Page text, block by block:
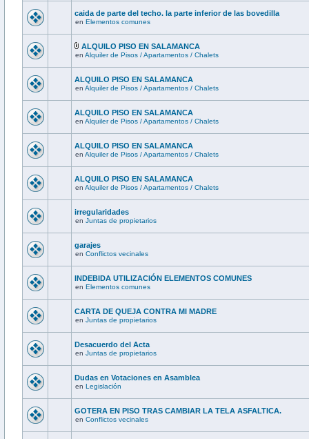
caida de parte del techo. la parte inferior de las bovedilla
en Elementos comunes
ALQUILO PISO EN SALAMANCA
en Alquiler de Pisos / Apartamentos / Chalets
ALQUILO PISO EN SALAMANCA
en Alquiler de Pisos / Apartamentos / Chalets
ALQUILO PISO EN SALAMANCA
en Alquiler de Pisos / Apartamentos / Chalets
ALQUILO PISO EN SALAMANCA
en Alquiler de Pisos / Apartamentos / Chalets
ALQUILO PISO EN SALAMANCA
en Alquiler de Pisos / Apartamentos / Chalets
irregularidades
en Juntas de propietarios
garajes
en Conflictos vecinales
INDEBIDA UTILIZACIÓN ELEMENTOS COMUNES
en Elementos comunes
CARTA DE QUEJA CONTRA MI MADRE
en Juntas de propietarios
Desacuerdo del Acta
en Juntas de propietarios
Dudas en Votaciones en Asamblea
en Legislación
GOTERA EN PISO TRAS CAMBIAR LA TELA ASFALTICA.
en Conflictos vecinales